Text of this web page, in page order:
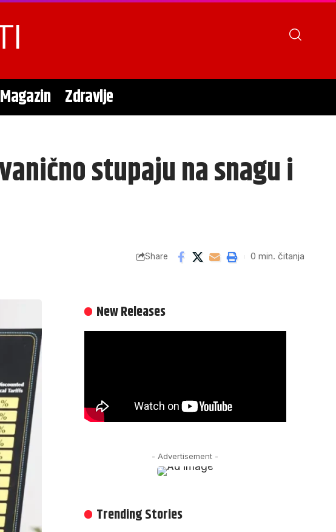
Magazin Zdravlje
stupaju na snagu i
Share 0 min. čitanja
New Releases
- Advertisement -
Trending Stories